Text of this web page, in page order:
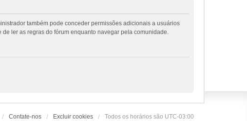
também pode conceder permissões adicionais a usuários
ler as regras do fórum enquanto navegar pela comunidade.
Contate-nos Excluir cookies Todos os horários são UTC-03:00